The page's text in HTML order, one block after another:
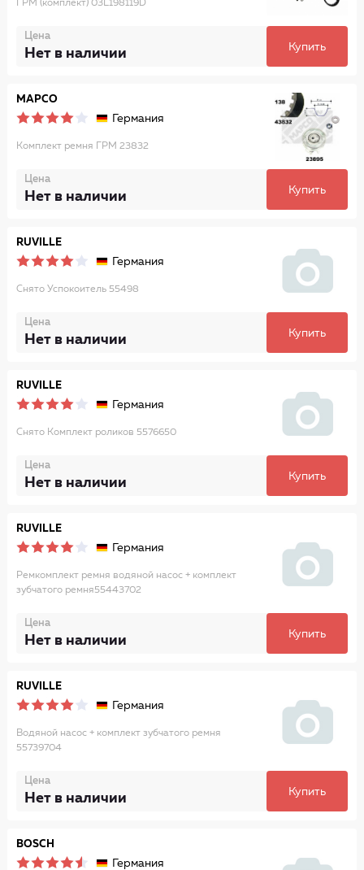
ГРМ (комплект) 03L198119D
Цена
Нет в наличии Купить
MAPCO
Германия
Комплект ремня ГРМ 23832
Цена
Нет в наличии Купить
RUVILLE
Германия
Снято Успокоитель 55498
Цена
Нет в наличии Купить
RUVILLE
Германия
Снято Комплект роликов 5576650
Цена
Нет в наличии Купить
RUVILLE
Германия
Ремкомплект ремня водяной насос + комплект
зубчатого ремня55443702
Цена
Нет в наличии Купить
RUVILLE
Германия
Водяной насос + комплект зубчатого ремня
55739704
Цена
Нет в наличии Купить
BOSCH
Германия